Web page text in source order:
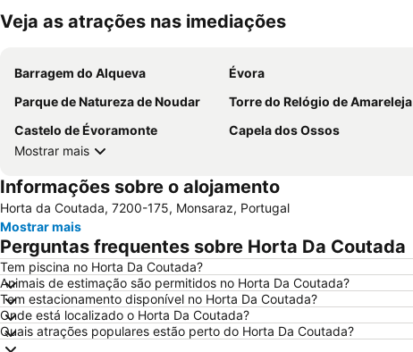
Veja as atrações nas imediações
Barragem do Alqueva Évora
Parque de Natureza de Noudar
Torre do Relógio de Amareleja
Castelo de Évoramonte
Capela dos Ossos
Mostrar mais
Informações sobre o alojamento
Horta da Coutada, 7200-175, Monsaraz, Portugal
Mostrar mais
Perguntas frequentes sobre Horta Da Coutada
Tem piscina no Horta Da Coutada?
Animais de estimação são permitidos no Horta Da Coutada?
Tem estacionamento disponível no Horta Da Coutada?
Onde está localizado o Horta Da Coutada?
Quais atrações populares estão perto do Horta Da Coutada?